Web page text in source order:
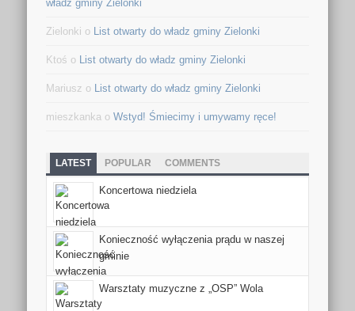
władz gminy Zielonki
Zielonki o List otwarty do władz gminy Zielonki
Ktoś o List otwarty do władz gminy Zielonki
Mariusz o List otwarty do władz gminy Zielonki
mieszkanka oWstyd! Śmiecimy i umywamy ręce!
LATEST POPULAR COMMENTS
Koncertowa niedziela
Konieczność wyłączenia prądu w naszej
gminie
Warsztaty muzyczne z „OSP” Wola